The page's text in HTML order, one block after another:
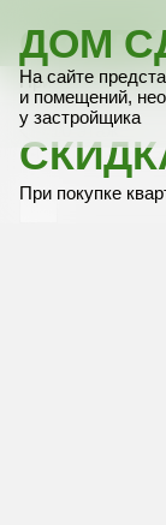
10 этаж
При покупке
При покупке
ДОМ
На сайте
и помещений,
у застройщика